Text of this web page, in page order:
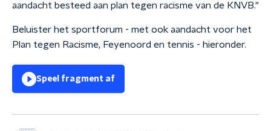
aandacht besteed aan plan tegen racisme van de KNVB."
Beluister het sportforum - met ook aandacht voor het
Plan tegen Racisme, Feyenoord en tennis - hieronder.
Speel fragment af